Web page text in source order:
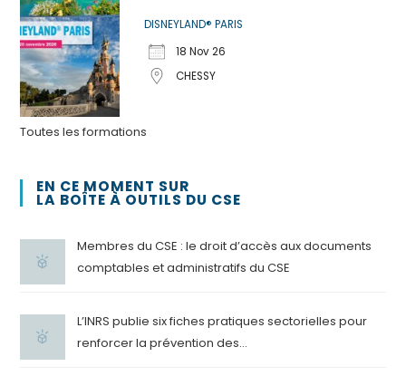
DISNEYLAND® PARIS
18 Nov 26
CHESSY
Toutes les formations
EN CE MOMENT SUR
LA BOÎTE À OUTILS DU CSE
Membres du CSE : le droit d’accès aux documents
comptables et administratifs du CSE
L’INRS publie six fiches pratiques sectorielles pour
renforcer la prévention des...